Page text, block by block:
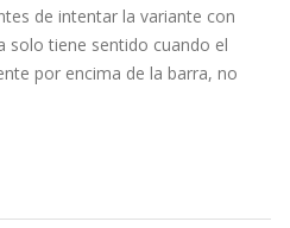
de intentar la variante con
solo tiene sentido cuando el
por encima de la barra, no